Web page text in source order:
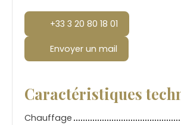
+33 3 20 80 18 01
Envoyer un mail
Caractéristiques
Chauffage